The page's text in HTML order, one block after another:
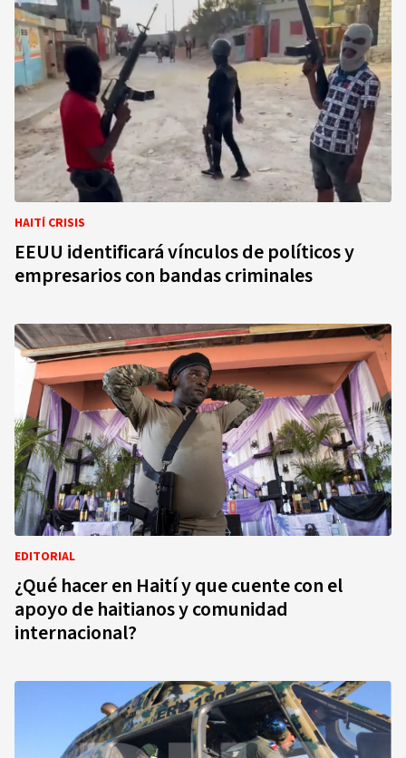
HAITÍ CRISIS
EEUU identificará vínculos de políticos y
empresarios con bandas criminales
EDITORIAL
¿Qué hacer en Haití y que cuente con el
apoyo de haitianos y comunidad
internacional?